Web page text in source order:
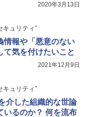
2020年3月13日
キュリティ”
情報や「悪意のない
て気を付けたいこと
2021年12月9日
キュリティ”
介した組織的な世論
るのか？ 何を流布